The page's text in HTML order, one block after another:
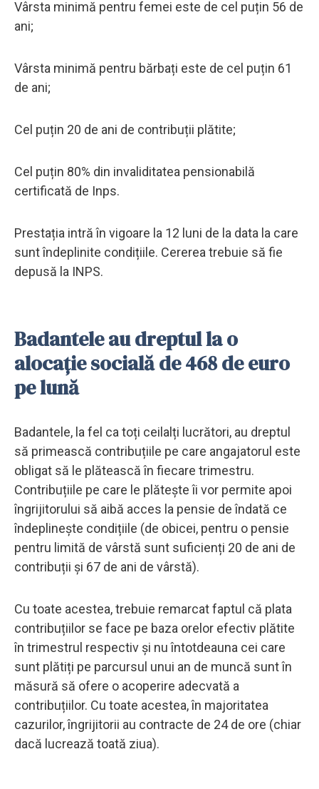
Vârsta minimă pentru femei este de cel puțin 56 de
ani;
Vârsta minimă pentru bărbați este de cel puțin 61
de ani;
Cel puțin 20 de ani de contribuții plătite;
Cel puțin 80% din invaliditatea pensionabilă
certificată de Inps.
Prestația intră în vigoare la 12 luni de la data la care
sunt îndeplinite condițiile. Cererea trebuie să fie
depusă la INPS.
Badantele au dreptul la o
alocație socială de 468 de euro
pe lună
Badantele, la fel ca toți ceilalți lucrători, au dreptul
să primească contribuțiile pe care angajatorul este
obligat să le plătească în fiecare trimestru.
Contribuțiile pe care le plătește îi vor permite apoi
îngrijitorului să aibă acces la pensie de îndată ce
îndeplinește condițiile (de obicei, pentru o pensie
pentru limită de vârstă sunt suficienți 20 de ani de
contribuții și 67 de ani de vârstă).
Cu toate acestea, trebuie remarcat faptul că plata
contribuțiilor se face pe baza orelor efectiv plătite
în trimestrul respectiv și nu întotdeauna cei care
sunt plătiți pe parcursul unui an de muncă sunt în
măsură să ofere o acoperire adecvată a
contribuțiilor. Cu toate acestea, în majoritatea
cazurilor, îngrijitorii au contracte de 24 de ore (chiar
dacă lucrează toată ziua).